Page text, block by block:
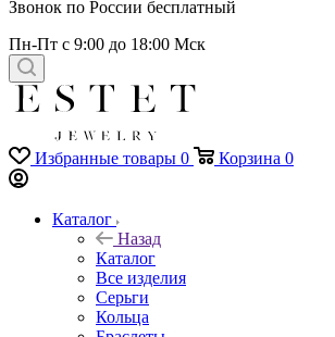
Звонок по России бесплатный
Пн-Пт с 9:00 до 18:00 Мск
Избранные товары 0 Корзина 0
Каталог
Назад
Каталог
Все изделия
Серьги
Кольца